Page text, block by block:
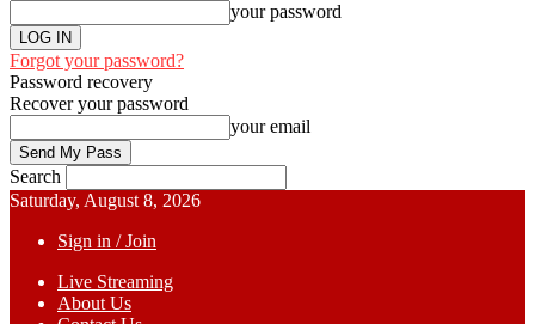
your password
Forgot your password?
Password recovery
Recover your password
your email
Search
Saturday, August 8, 2026
Sign in / Join
Live Streaming
About Us